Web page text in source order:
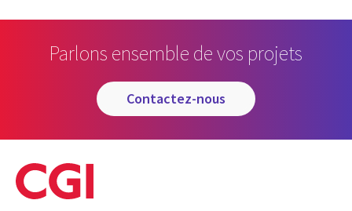
Parlons ensemble de vos projets
contactez-nous